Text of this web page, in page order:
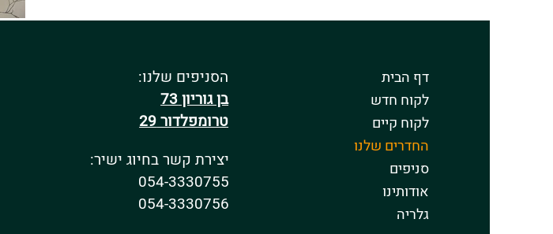
הסניפים שלנו:
בן גוריון 73
טרומפלדור 29
יצירת קשר בחיוג ישיר:
054-3330755
054-3330756
דף הבית
לקוח חדש
לקוח קיים
החדרים שלנו
סניפים
אודותינו
גלריה